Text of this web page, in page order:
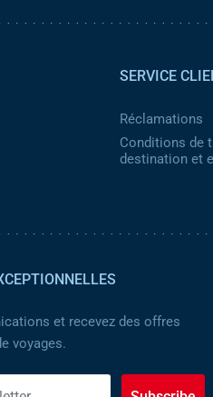
SERVICE
Réclamations
Conditions de
destination et
et recevez des offres
voyages.